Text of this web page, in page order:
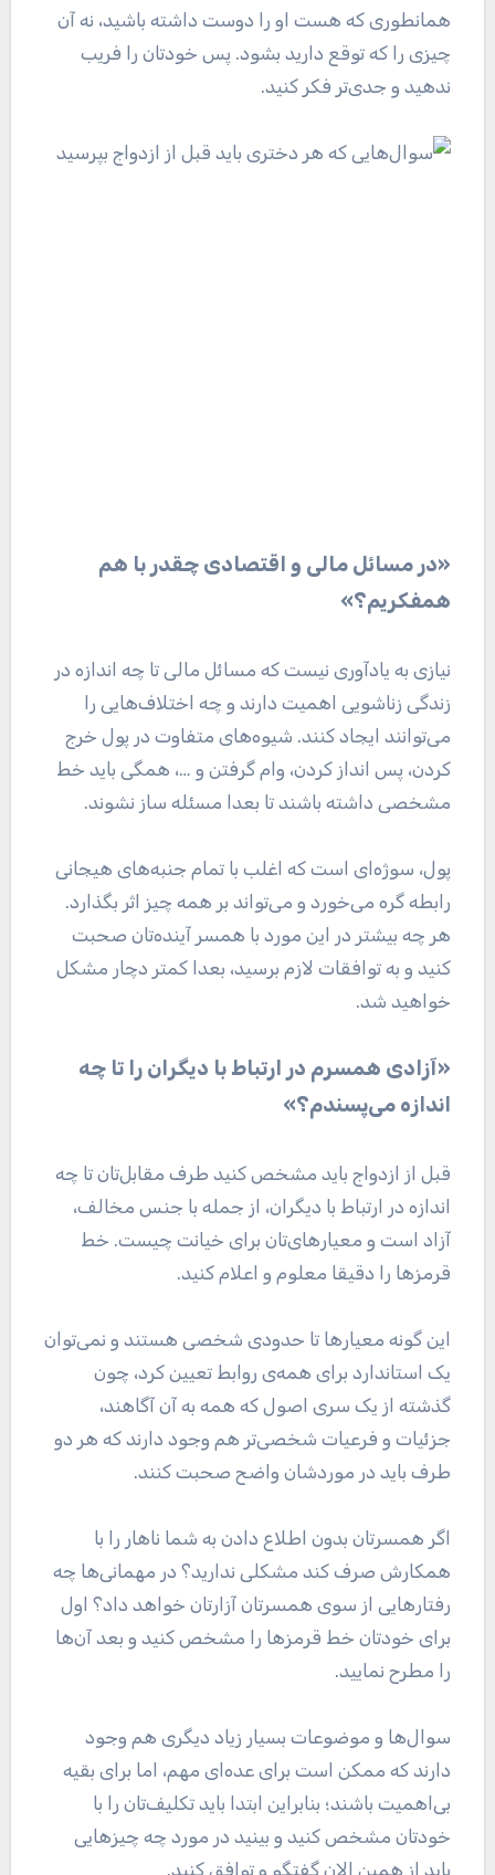
همانطوری که هست او را دوست داشته باشید، نه آن
چیزی را که توقع دارید بشود. پس خودتان را فریب
ندهید و جدی‌تر فکر کنید.
«در مسائل مالی و اقتصادی چقدر با هم
همفکریم؟»
نیازی به یادآوری نیست که مسائل مالی تا چه اندازه در
زندگی زناشویی اهمیت دارند و چه اختلاف‌هایی را
می‌توانند ایجاد کنند. شیوه‌های متفاوت در پول خرج
کردن، پس انداز کردن، وام گرفتن و …، همگی باید خط
مشخصی داشته باشند تا بعدا مسئله ساز نشوند.
پول، سوژه‌ای است که اغلب با تمام جنبه‌های هیجانی
رابطه گره می‌خورد و می‌تواند بر همه چیز اثر بگذارد.
هر چه بیشتر در این مورد با همسر آینده‌تان صحبت
کنید و به توافقات لازم برسید، بعدا کمتر دچار مشکل
خواهید شد.
«آزادی همسرم در ارتباط با دیگران را تا چه
اندازه می‌پسندم؟»
قبل از ازدواج باید مشخص کنید طرف مقابل‌تان تا چه
اندازه در ارتباط با دیگران، از جمله با جنس مخالف،
آزاد است و معیارهای‌تان برای خیانت چیست. خط
قرمز‌ها را دقیقا معلوم و اعلام کنید.
این گونه معیار‌ها تا حدودی شخصی هستند و نمی‌توان
یک استاندارد برای همه‌ی روابط تعیین کرد، چون
گذشته از یک سری اصول که همه به آن آگاهند،
جزئیات و فرعیات شخصی‌تر هم وجود دارند که هر دو
طرف باید در موردشان واضح صحبت کنند.
اگر همسرتان بدون اطلاع دادن به شما ناهار را با
همکارش صرف کند مشکلی ندارید؟ در مهمانی‌ها چه
رفتار‌هایی از سوی همسرتان آزارتان خواهد داد؟ اول
برای خودتان خط قرمز‌ها را مشخص کنید و بعد آن‌ها
را مطرح نمایید.
سوال‌ها و موضوعات بسیار زیاد دیگری هم وجود
دارند که ممکن است برای عده‌ای مهم، اما برای بقیه
بی‌اهمیت باشند؛ بنابراین ابتدا باید تکلیف‌تان را با
خودتان مشخص کنید و بینید در مورد چه چیز‌هایی
باید از همین الان گفتگو و توافق کنید.